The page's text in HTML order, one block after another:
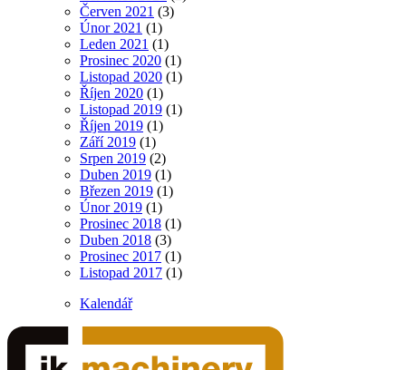
Červen 2021 (3)
Únor 2021 (1)
Leden 2021 (1)
Prosinec 2020 (1)
Listopad 2020 (1)
Říjen 2020 (1)
Listopad 2019 (1)
Říjen 2019 (1)
Září 2019 (1)
Srpen 2019 (2)
Duben 2019 (1)
Březen 2019 (1)
Únor 2019 (1)
Prosinec 2018 (1)
Duben 2018 (3)
Prosinec 2017 (1)
Listopad 2017 (1)
Kalendář